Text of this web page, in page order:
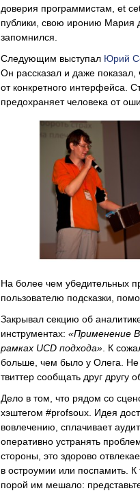
доверия программистам, et
публики, свою иронию Мария
запомнился.
Следующим выступал Юрий
Он рассказал и даже показал,
от конкретного интерфейса.
предохраняет человека от
На более чем убедительных
пользователю подсказки,
Закрывал секцию об
инструментах: «Применение
рамках UCD подхода» . К
больше, чем было у Олега. Не
твиттер сообщать друг другу
Дело в том, что рядом со
хэштегом #profsoux. Идея
вовлечению, сплачивает
оперативно устранять
стороны, это здорово
в остроумии или поспамить.
порой им мешало: